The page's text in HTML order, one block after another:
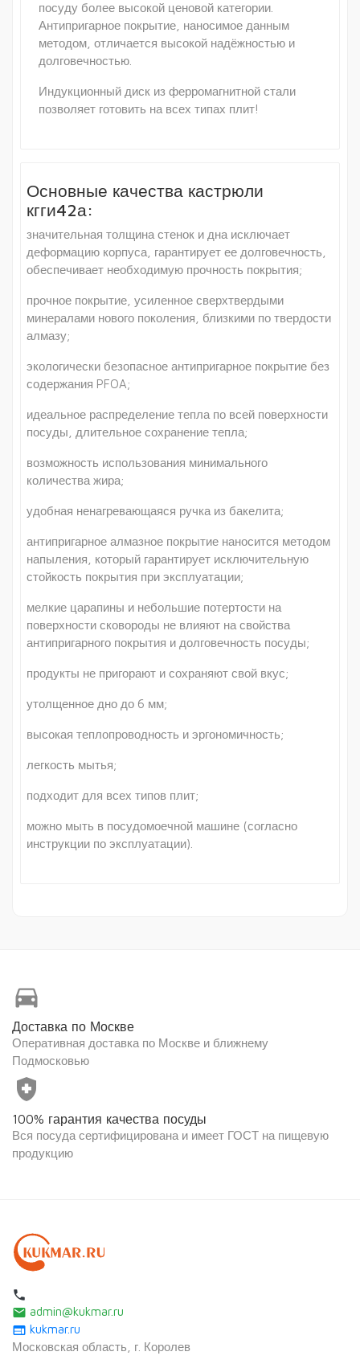
посуду более высокой ценовой категории.
Антипригарное покрытие, наносимое данным
методом, отличается высокой надёжностью и
долговечностью.
Индукционный диск из ферромагнитной стали
позволяет готовить на всех типах плит!
Основные качества кастрюли
кгги42а:
значительная толщина стенок и дна исключает
деформацию корпуса, гарантирует ее долговечность,
обеспечивает необходимую прочность покрытия;
прочное покрытие, усиленное сверхтвердыми
минералами нового поколения, близкими по твердости
алмазу;
экологически безопасное антипригарное покрытие без
содержания PFOA;
идеальное распределение тепла по всей поверхности
посуды, длительное сохранение тепла;
возможность использования минимального
количества жира;
удобная ненагревающаяся ручка из бакелита;
антипригарное алмазное покрытие наносится методом
напыления, который гарантирует исключительную
стойкость покрытия при эксплуатации;
мелкие царапины и небольшие потертости на
поверхности сковороды не влияют на свойства
антипригарного покрытия и долговечность посуды;
продукты не пригорают и сохраняют свой вкус;
утолщенное дно до 6 мм;
высокая теплопроводность и эргономичность;
легкость мытья;
подходит для всех типов плит;
можно мыть в посудомоечной машине (согласно
инструкции по эксплуатации).
directions_car
Доставка по Москве
Оперативная доставка по Москве и ближнему
Подмосковью
health_and_safety
100% гарантия качества посуды
Вся посуда сертифицирована и имеет ГОСТ на пищевую
продукцию
local_phone
email admin@kukmar.ru
web kukmar.ru
Московская область, г. Королев